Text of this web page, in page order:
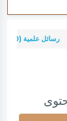
رسائل علمية (0)